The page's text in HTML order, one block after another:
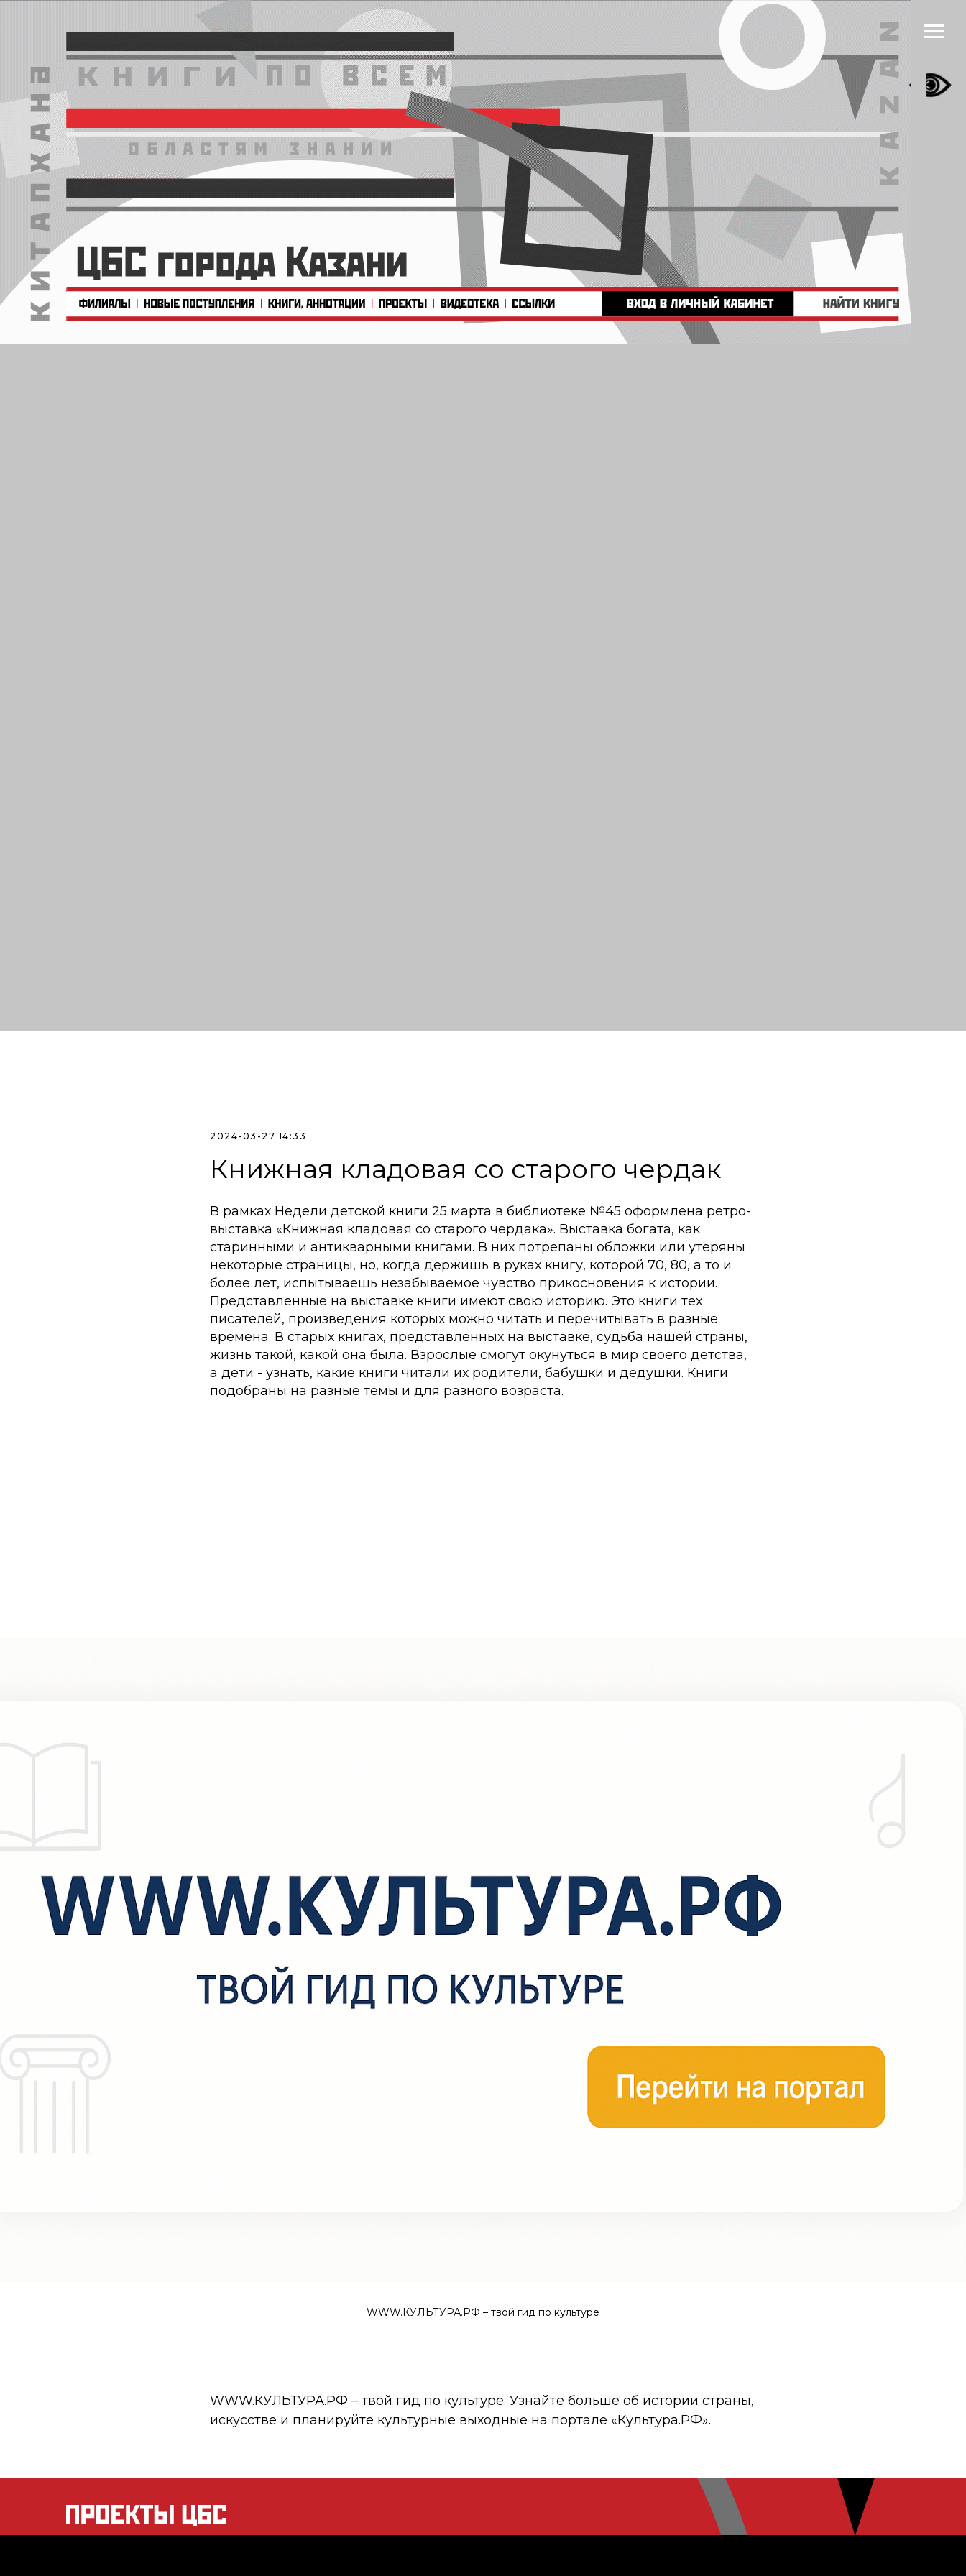
2024-03-27 14:33
Книжная кладовая со старого чердак
В рамках Недели детской книги 25 марта в библиотеке №45 оформлена ретро-
выставка «Книжная кладовая со старого чердака». Выставка богата, как
старинными и антикварными книгами. В них потрепаны обложки или утеряны
некоторые страницы, но, когда держишь в руках книгу, которой 70, 80, а то и
более лет, испытываешь незабываемое чувство прикосновения к истории.
Представленные на выставке книги имеют свою историю. Это книги тех
писателей, произведения которых можно читать и перечитывать в разные
времена. В старых книгах, представленных на выставке, судьба нашей страны,
жизнь такой, какой она была. Взрослые смогут окунуться в мир своего детства,
а дети - узнать, какие книги читали их родители, бабушки и дедушки. Книги
подобраны на разные темы и для разного возраста.
WWW.КУЛЬТУРА.РФ – твой гид по культуре
WWW.КУЛЬТУРА.РФ – твой гид по культуре. Узнайте больше об истории страны,
искусстве и планируйте культурные выходные на портале «Культура.РФ».